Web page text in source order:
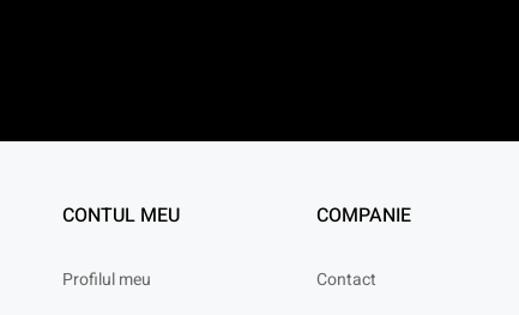
CONTUL MEU
Profilul meu
COMPANIE
Contact